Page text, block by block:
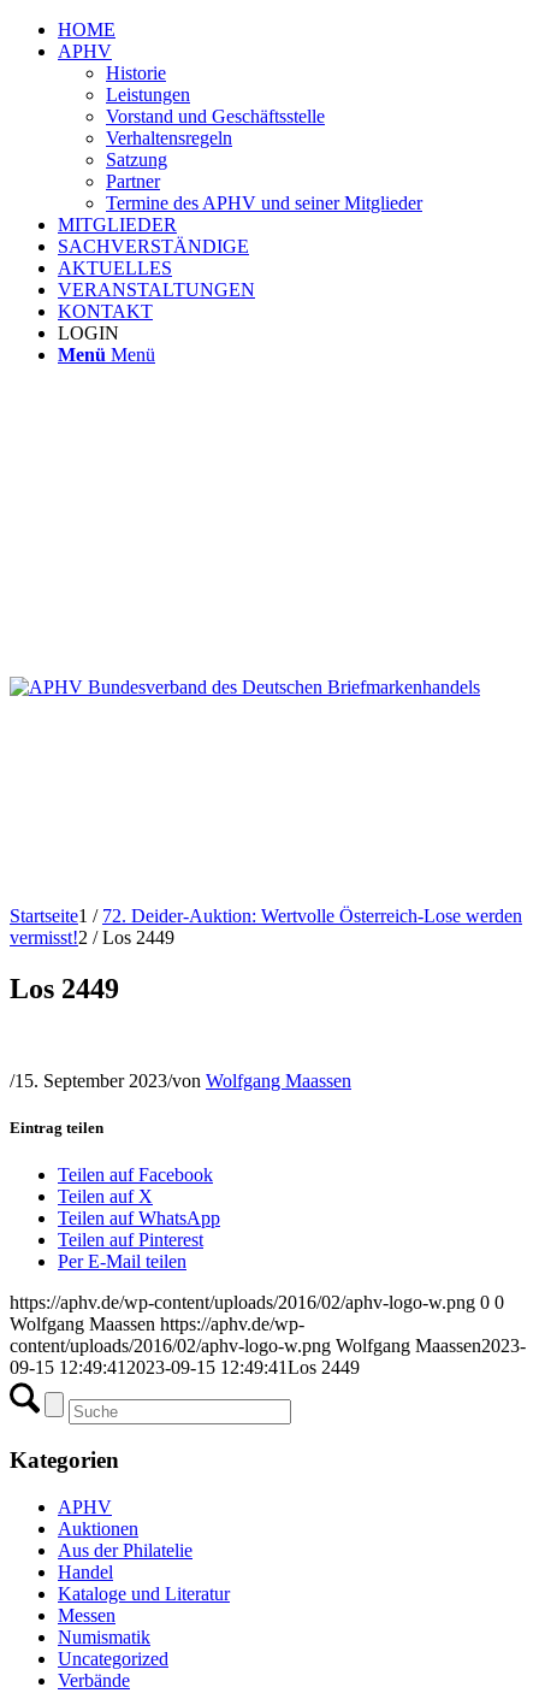
HOME
APHV
Historie
Leistungen
Vorstand und Geschäftsstelle
Verhaltensregeln
Satzung
Partner
Termine des APHV und seiner Mitglieder
MITGLIEDER
SACHVERSTÄNDIGE
AKTUELLES
VERANSTALTUNGEN
KONTAKT
LOGIN
Menü Menü
Startseite1 / 72. Deider-Auktion: Wertvolle Österreich-Lose werden
vermisst!2 / Los 2449
Los 2449
/15. September 2023/von Wolfgang Maassen
Eintrag teilen
Teilen auf Facebook
Teilen auf X
Teilen auf WhatsApp
Teilen auf Pinterest
Per E-Mail teilen
https://aphv.de/wp-content/uploads/2016/02/aphv-logo-w.png 0 0
Wolfgang Maassen https://aphv.de/wp-
content/uploads/2016/02/aphv-logo-w.png Wolfgang Maassen2023-
09-15 12:49:41 2023-09-15 12:49:41Los 2449
Kategorien
APHV
Auktionen
Aus der Philatelie
Handel
Kataloge und Literatur
Messen
Numismatik
Uncategorized
Verbände